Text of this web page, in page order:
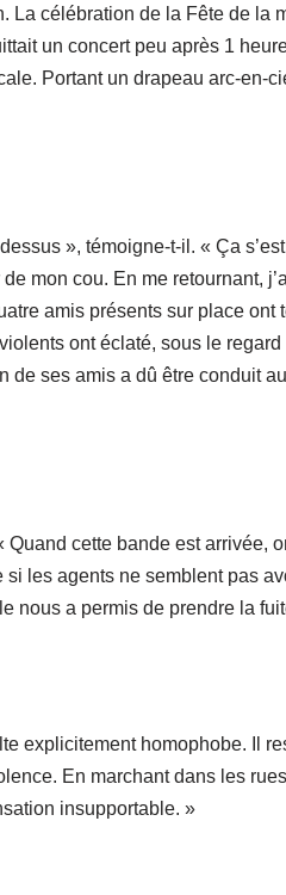
La célébration de la Fête de la
un concert peu après 1
Portant un drapeau arc-en-
», témoigne-t-il. « Ça
mon cou. En me retournant,
amis présents sur place ont
ont éclaté, sous le
de ses amis a dû être conduit
cette bande est arrivée,
si les agents ne semblent pas
nous a permis de prendre la
explicitement homophobe. Il
En marchant dans les
insupportable. »